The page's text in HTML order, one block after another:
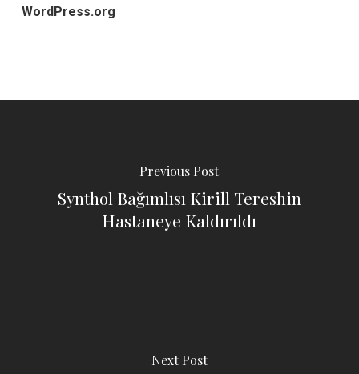
WordPress.org
Previous Post
Synthol Bağımlısı Kirill Tereshin
Hastaneye Kaldırıldı
Next Post